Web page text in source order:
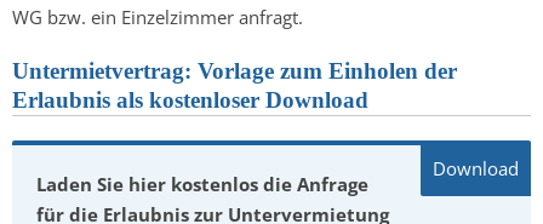
WG bzw. ein Einzelzimmer anfragt.
Untermietvertrag: Vorlage zum Einholen der
Erlaubnis als kostenloser Download
Laden Sie hier kostenlos die Anfrage
für die Erlaubnis zur Untervermietung